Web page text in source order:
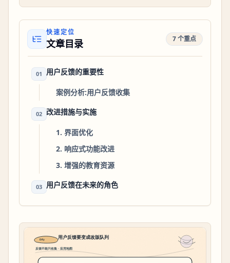
快速定位
文章目录 7 个重点
01 用户反馈的重要性
案例分析:用户反馈收集
02 改进措施与实施
1. 界面优化
2. 响应式功能改进
3. 增强的教育资源
03 用户反馈在未来的角色